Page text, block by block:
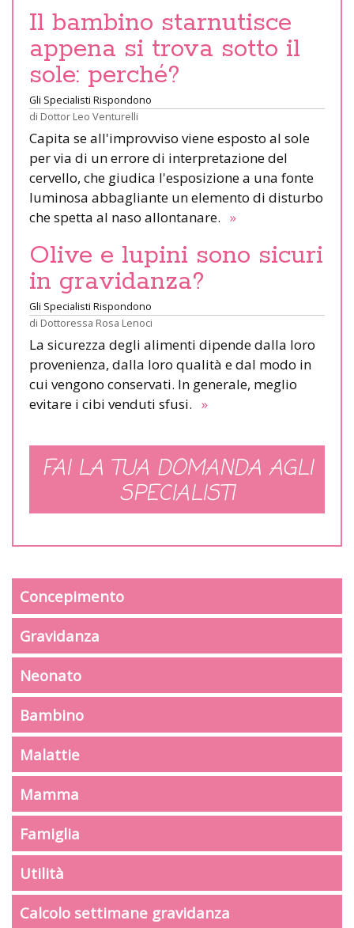
Il bambino starnutisce
appena si trova sotto il
sole: perché?
Gli Specialisti Rispondono
di Dottor Leo Venturelli
Capita se all'improvviso viene esposto al sole
per via di un errore di interpretazione del
cervello, che giudica l'esposizione a una fonte
luminosa abbagliante un elemento di disturbo
che spetta al naso allontanare. »
Olive e lupini sono sicuri
in gravidanza?
Gli Specialisti Rispondono
di Dottoressa Rosa Lenoci
La sicurezza degli alimenti dipende dalla loro
provenienza, dalla loro qualità e dal modo in
cui vengono conservati. In generale, meglio
evitare i cibi venduti sfusi. »
FAI LA TUA DOMANDA AGLI
SPECIALISTI
Concepimento
Gravidanza
Neonato
Bambino
Malattie
Mamma
Famiglia
Utilità
Calcolo settimane gravidanza